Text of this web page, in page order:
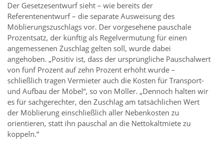
Der Gesetzesentwurf sieht – wie bereits der
Referentenentwurf – die separate Ausweisung des
Möblierungszuschlags vor. Der vorgesehene pauschale
Prozentsatz, der künftig als Regelvermutung für einen
angemessenen Zuschlag gelten soll, wurde dabei
angehoben. „Positiv ist, dass der ursprüngliche Pauschalwert
von fünf Prozent auf zehn Prozent erhöht wurde –
schließlich tragen Vermieter auch die Kosten für Transport-
und Aufbau der Möbel“, so von Möller. „Dennoch halten wir
es für sachgerechter, den Zuschlag am tatsächlichen Wert
der Möblierung einschließlich aller Nebenkosten zu
orientieren, statt ihn pauschal an die Nettokaltmiete zu
koppeln.“